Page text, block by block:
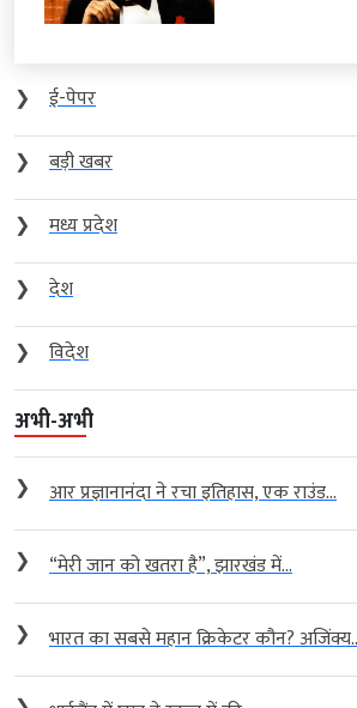
❯
ई-पेपर
❯
बड़ी खबर
❯
मध्य प्रदेश
❯
देश
❯
विदेश
अभी-अभी
❯ आर प्रज्ञानानंदा ने रचा इतिहास, एक राउंड...
❯ “मेरी जान को खतरा है”, झारखंड में...
❯ भारत का सबसे महान क्रिकेटर कौन?